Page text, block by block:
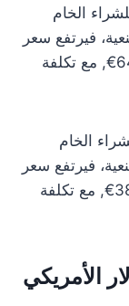
10 اليوم يبلغ 56.64€ للشراء الخام
فيرتفع سعر
الشراء إلى 62.30€ وسعر البيع إلى 64.17€, مع تكلفة
6 اليوم يبلغ 33.98€ للشراء الخام
فيرتفع سعر
الشراء إلى 37.38€ وسعر البيع إلى 38.50€, مع تكلفة
الأمريكي